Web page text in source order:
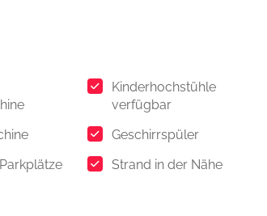
Kinderhochstühle
verfügbar
Geschirrspüler
Strand in der Nähe